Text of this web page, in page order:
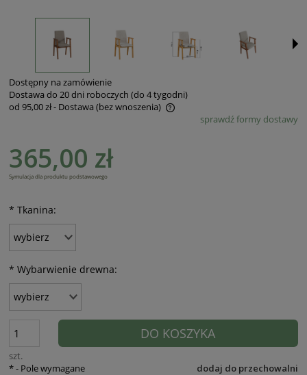
Dostępny na zamówienie
Dostawa do 20 dni roboczych (do 4 tygodni)
od 95,00 zł- Dostawa (bez wnoszenia)
Cena nie zawiera ewentualnych kosztów płatnościsprawdź formy dostawy
365,00 zł
Symulacja dla produktu podstawowego
* Tkanina:
* Wybarwienie drewna:
szt.
DO KOSZYKA
dodaj do przechowalni
*- Pole wymagane